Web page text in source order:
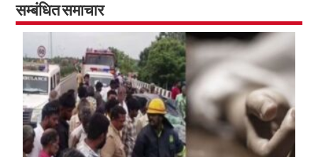
o
k
p
p
सम्बंधित समाचार